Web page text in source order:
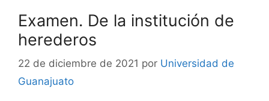
Examen. De la institución de
herederos
22 de diciembre de 2021 por Universidad de
Guanajuato